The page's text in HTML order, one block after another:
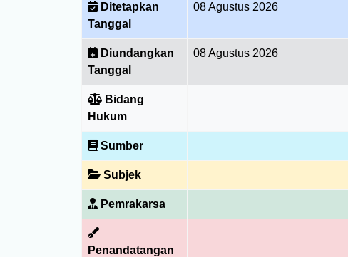
Ditetapkan
Tanggal
08 Agustus 2026
Diundangkan
Tanggal
08 Agustus 2026
Bidang
Hukum
Sumber
Subjek
Pemrakarsa
Penandatangan